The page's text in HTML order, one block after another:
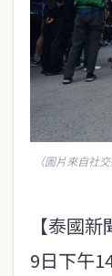
（圖片來自社交
【泰國
9日下午